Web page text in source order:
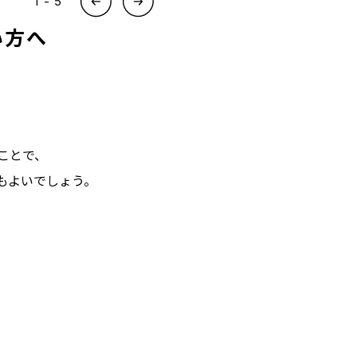
へ
で、
いでしょう。